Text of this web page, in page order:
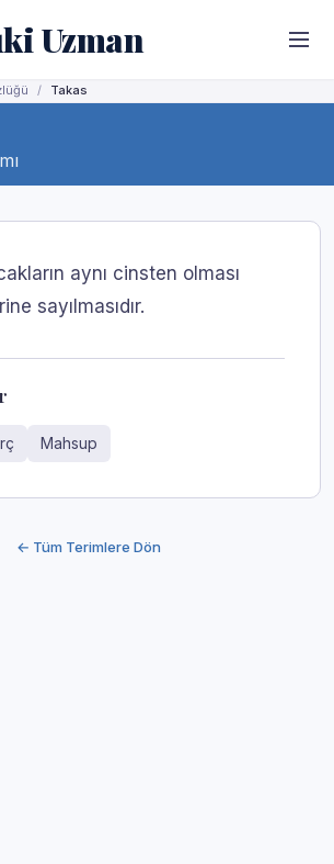
Uzman
Takas
aynı cinsten olması
sayılmasıdır.
Mahsup
← Tüm Terimlere Dön